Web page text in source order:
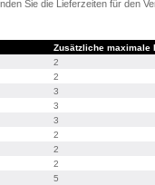
Sie die Lieferzeiten für den
Zusätzliche maximale
2
2
3
3
3
2
2
2
5